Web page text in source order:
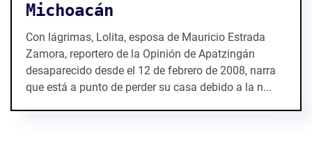
Michoacán
Con lágrimas, Lolita, esposa de Mauricio Estrada
Zamora, reportero de la Opinión de Apatzingán
desaparecido desde el 12 de febrero de 2008, narra
que está a punto de perder su casa debido a la n...